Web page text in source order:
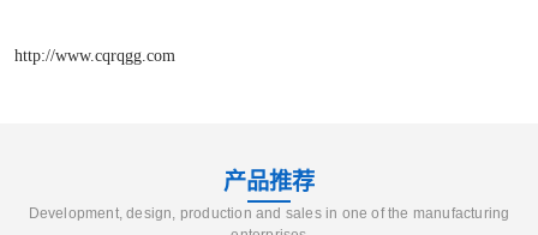
http://www.cqrqgg.com
产品推荐
Development, design, production and sales in one of the manufacturing